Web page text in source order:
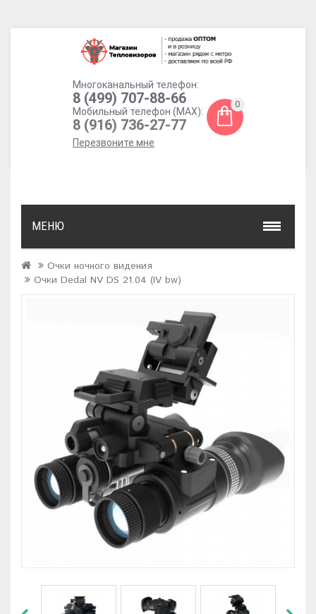
Многоканальный телефон:
8 (499) 707-88-66
Мобильный телефон (MAX):
8 (916) 736-27-77
Перезвоните мне
0
МЕНЮ
Очки ночного видения
Очки Dedal NV DS 21.04 (IV bw)